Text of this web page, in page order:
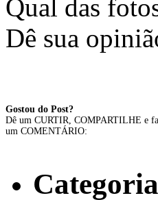
Qual das
Dê sua
Gostou do Post?
Dê um CURTIR, COMPARTILHE e
um COMENTÁRIO: